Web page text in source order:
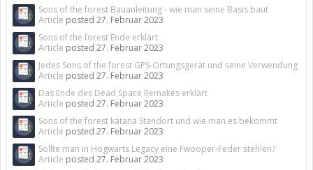
Sons of the forest Bauanleitung - wie man seine Basis baut
Article posted 27. Februar 2023
Sons of the forest Ende erklärt
Article posted 27. Februar 2023
Jedes Sons of the forest GPS-Ortungsgerät und seine Verwendung
Article posted 27. Februar 2023
Das Ende des Dead Space Remakes erklärt
Article posted 27. Februar 2023
Sons of the forest katana Standort und wie man es bekommt
Article posted 27. Februar 2023
Sollte man in Hogwarts Legacy eine Fwooper-Feder stehlen?
Article posted 27. Februar 2023